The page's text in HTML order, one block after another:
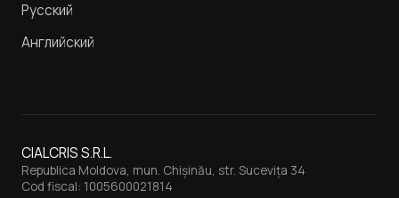
Русский
Английский
CIALCRIS S.R.L.
Republica Moldova, mun. Chișinău, str. Sucevița 34
Cod fiscal: 1005600021814